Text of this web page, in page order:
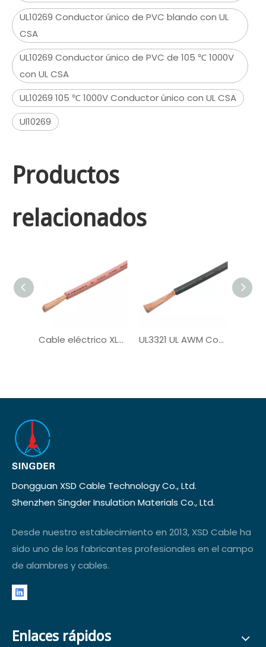
UL10269 Conductor único de PVC blando con UL
CSA
UL10269 Conductor único de PVC de 105 ℃ 1000V
con UL CSA
UL10269 105 ℃ 1000V Conductor único con UL CSA
Ul10269
Productos
relacionados
Cable eléctrico XLPE de un solo núcleo UL3321 UL3321 UL AWM Cobre PV de cobre con estateado
Dongguan XSD Cable Technology Co., Ltd.
Shenzhen Singder Insulation Materials Co., Ltd.
Desde nuestro establecimiento en 2013, XSD Cable ha
sido uno de los fabricantes profesionales en el campo
de alambres y cables.
Enlaces rápidos